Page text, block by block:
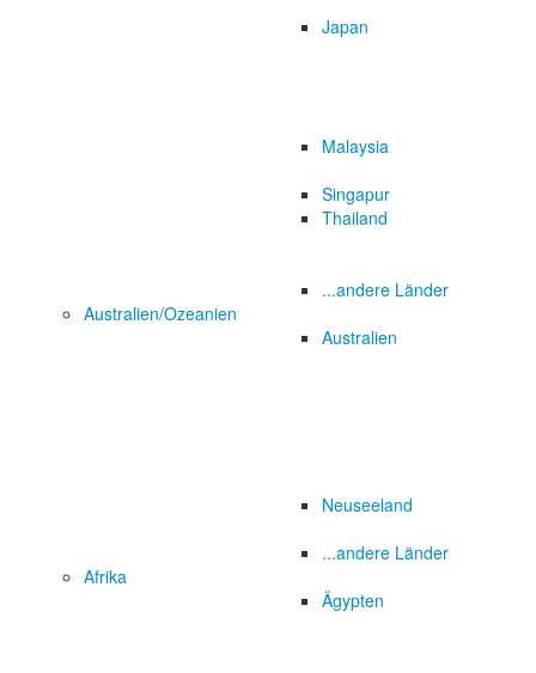
Japan
Malaysia
Singapur
Thailand
...andere Länder
Australien/Ozeanien
Australien
Neuseeland
...andere Länder
Afrika
Ägypten